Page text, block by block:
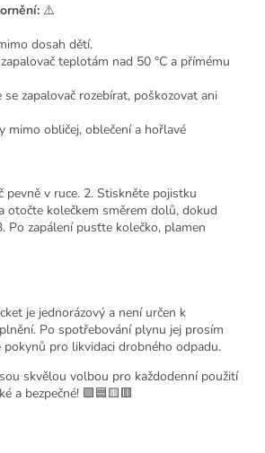
⚠️
dosah dětí.
teplotám nad 50 °C a přímému
se zapalovač rozebírat, poškozovat ani
mimo obličej, oblečení a hořlavé
pevně v ruce. 2. Stiskněte pojistku
otočte kolečkem směrem dolů, dokud
Po zapálení pusťte kolečko, plamen
je jednorázový a není určen k
Po spotřebování plynu jej prosím
pro likvidaci drobného odpadu.
skvělou volbou pro každodenní použití
a bezpečné! 🟩🟦🟨🟥